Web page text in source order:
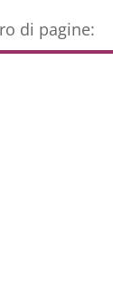
di pagine: